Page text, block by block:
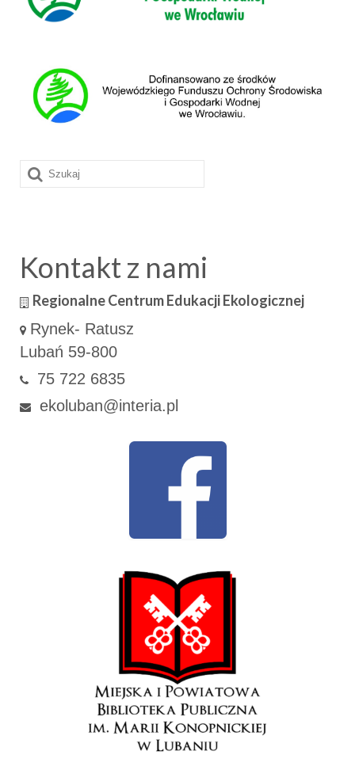
Szuklaj
w:
Kontakt z nami
Regionalne Centrum Edukacji Ekologicznej
Rynek- Ratusz
Lubań 59-800
75 722 6835
ekoluban@interia.pl